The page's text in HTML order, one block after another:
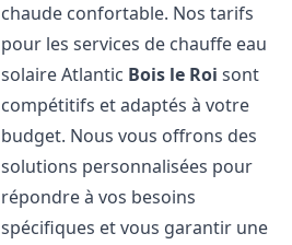
chaude confortable. Nos tarifs
pour les services de chauffe eau
solaire Atlantic Bois le Roi sont
compétitifs et adaptés à votre
budget. Nous vous offrons des
solutions personnalisées pour
répondre à vos besoins
spécifiques et vous garantir une